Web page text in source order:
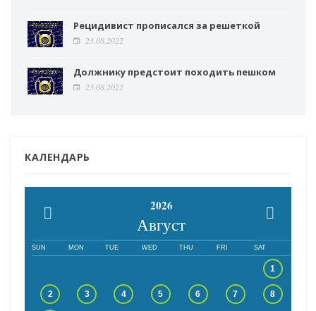
Рецидивист прописался за решеткой
23.08.2022
Должнику предстоит походить пешком
23.08.2022
КАЛЕНДАРЬ
2026
Август
SUN MON TUE WED THU FRI SAT
1
2 3 4 5 6 7 8